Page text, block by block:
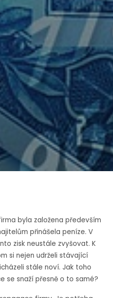
byla založena především
přinášela peníze. V
zisk neustále zvyšovat. K
si nejen udrželi stávající
stále noví. Jak toho
se snaží přesně o to samé?